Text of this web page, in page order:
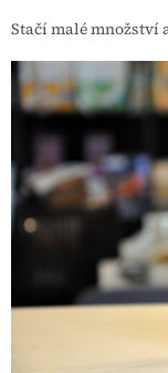
Stačí malé množství